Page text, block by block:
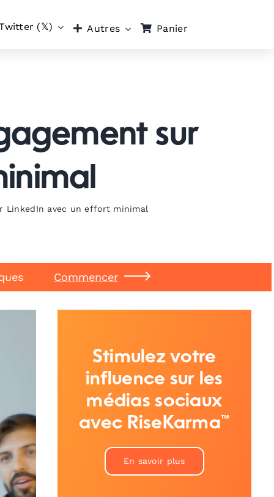
(𝕏) Autres Panier
sur
LinkedIn avec un effort minimal
Commencer
Stimulez votre
influence sur les
médias sociaux
avec RiseKarma™
En savoir plus